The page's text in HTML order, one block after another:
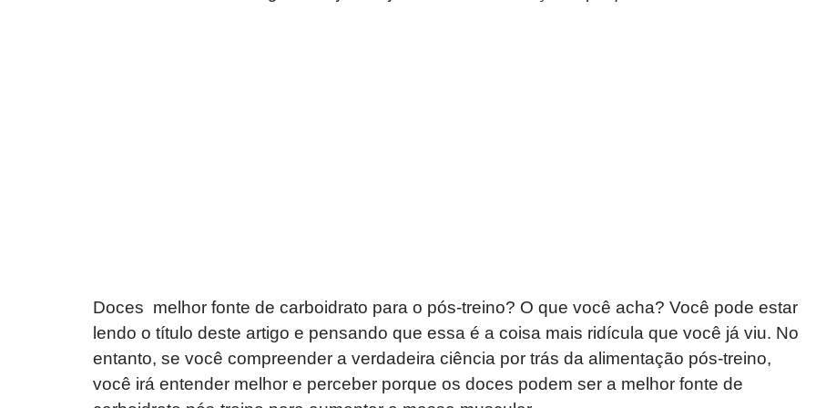
Doces melhor fonte de carboidrato para o pós-treino? O que você acha? Você pode estar
lendo o título deste artigo e pensando que essa é a coisa mais ridícula que você já viu. No
entanto, se você compreender a verdadeira ciência por trás da alimentação pós-treino,
você irá entender melhor e perceber porque os doces podem ser a melhor fonte de